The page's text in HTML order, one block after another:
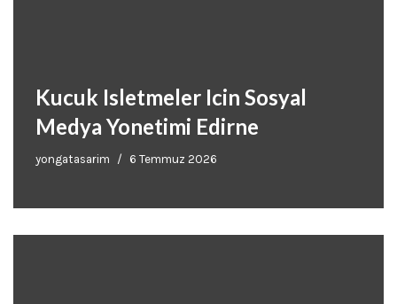
Kucuk Isletmeler Icin Sosyal
Medya Yonetimi Edirne
yongatasarim 6 Temmuz 2026